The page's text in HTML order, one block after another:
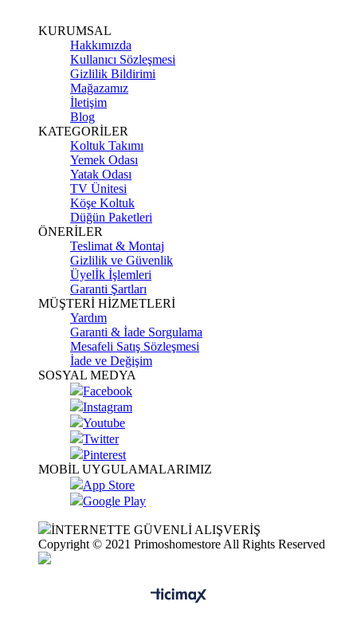
KURUMSAL
Hakkımızda
Kullanıcı Sözleşmesi
Gizlilik Bildirimi
Mağazamız
İletişim
Blog
KATEGORİLER
Koltuk Takımı
Yemek Odası
Yatak Odası
TV Ünitesi
Köşe Koltuk
Düğün Paketleri
ÖNERİLER
Teslimat & Montaj
Gizlilik ve Güvenlik
Üyelİk İşlemleri
Garanti Şartları
MÜŞTERİ HİZMETLERİ
Yardım
Garanti & İade Sorgulama
Mesafeli Satış Sözleşmesi
İade ve Değişim
SOSYAL MEDYA
Facebook
Instagram
Youtube
Twitter
Pinterest
MOBİL UYGULAMALARIMIZ
App Store
Google Play
İNTERNETTE GÜVENLİ ALIŞVERİŞ
Copyright © 2021 Primoshomestore All Rights Reserved